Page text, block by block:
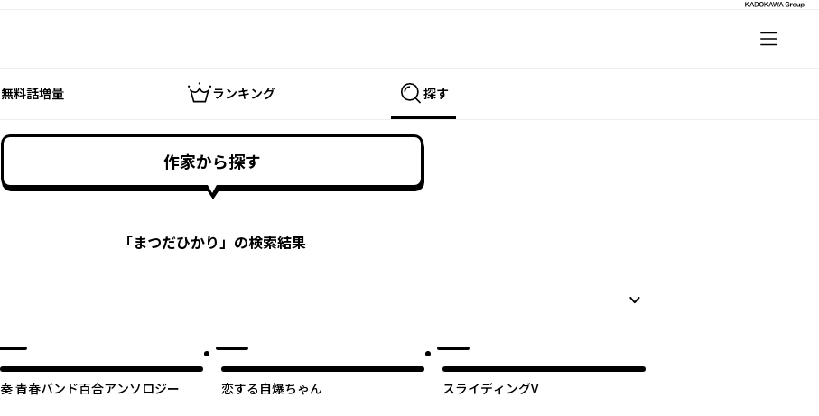
無料話増量 ランキング 探す
作家から探す
「まつだひかり」の検索結果
奏 青春バンド百合アンソロジー 恋する自爆ちゃん スライディングV